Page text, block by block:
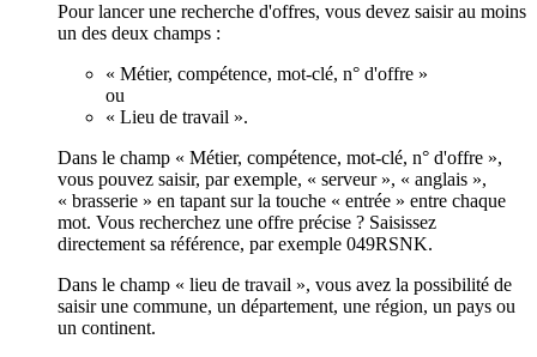
Pour lancer une recherche d'offres, vous devez saisir au moins
un des deux champs :
« Métier, compétence, mot-clé, n° d'offre »
ou
« Lieu de travail ».
Dans le champ « Métier, compétence, mot-clé, n° d'offre »,
vous pouvez saisir, par exemple, « serveur », « anglais »,
« brasserie » en tapant sur la touche « entrée » entre chaque
mot. Vous recherchez une offre précise ? Saisissez
directement sa référence, par exemple 049RSNK.
Dans le champ « lieu de travail », vous avez la possibilité de
saisir une commune, un département, une région, un pays ou
un continent.